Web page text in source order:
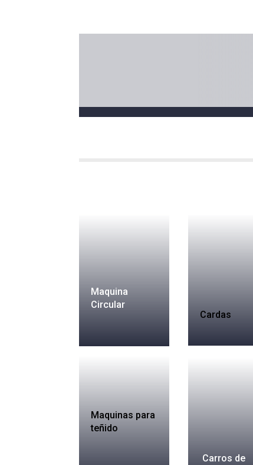
Maquina
Circular
Maquinas para
teñido
Cardas
Carros de